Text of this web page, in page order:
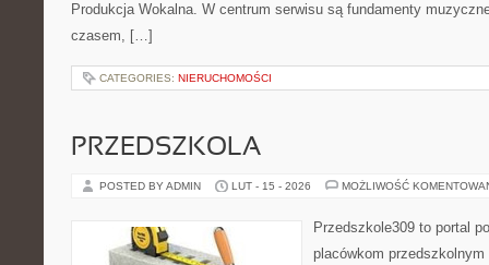
Produkcja Wokalna. W centrum serwisu są fundamenty
czasem, […]
CATEGORIES: NIERUCHOMOŚCI
PRZEDSZKOLA
POSTED BY ADMIN LUT - 15 - 2026 MOŻLIWOŚĆ
Przedszkole309 to portal
placówkom